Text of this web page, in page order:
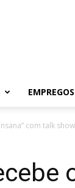
EMPREGOS
com talk